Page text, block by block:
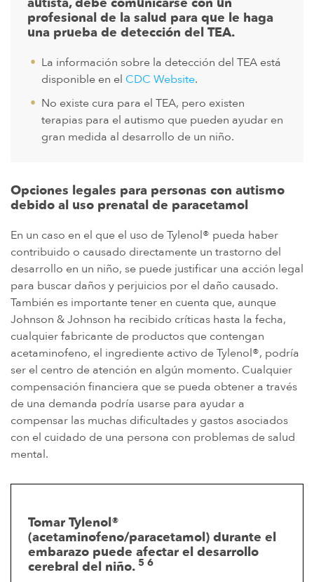
profesional de la salud para que le haga
una prueba de detección del TEA.
La información sobre la detección del TEA está
disponible en el CDC Website.
No existe cura para el TEA, pero existen
terapias para el autismo que pueden ayudar en
gran medida al desarrollo de un niño.
Opciones legales para personas con autismo
debido al uso prenatal de paracetamol
En un caso en el que el uso de Tylenol® pueda haber
contribuido o causado directamente un trastorno del
desarrollo en un niño, se puede justificar una acción legal
para buscar daños y perjuicios por el daño causado.
También es importante tener en cuenta que, aunque
Johnson & Johnson ha recibido críticas hasta la fecha,
cualquier fabricante de productos que contengan
acetaminofeno, el ingrediente activo de Tylenol®, podría
ser el centro de atención en algún momento. Cualquier
compensación financiera que se pueda obtener a través
de una demanda podría usarse para ayudar a
compensar las muchas dificultades y gastos asociados
con el cuidado de una persona con problemas de salud
mental.
Tomar Tylenol®
(acetaminofeno/paracetamol) durante el
embarazo puede afectar el desarrollo
cerebral del niño. 5 6